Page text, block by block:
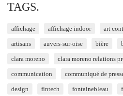
TAGS.
affichage affichage indoor art
artisans auvers-sur-oise bière
clara moreno clara moreno relations
communication communiqué de
design fintech fontainebleau